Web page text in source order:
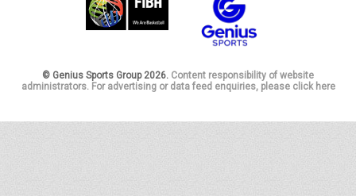
© Genius Sports Group 2026. Content responsibility of website
administrators. For advertising or data feed enquiries, please click here